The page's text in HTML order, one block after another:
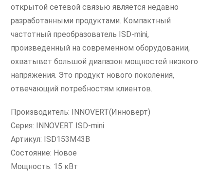
открытой сетевой связью является недавно
разработанными продуктами. Компактный
частотный преобразователь ISD-mini,
произведенный на современном оборудовании,
охватывет большой диапазон мощностей низкого
напряжения. Это продукт нового поколения,
отвечающий потребностям клиентов.
Производитель: INNOVERT(Инноверт)
Серия: INNOVERT ISD-mini
Артикул: ISD153M43B
Состояние: Новое
Мощность: 15 кВт